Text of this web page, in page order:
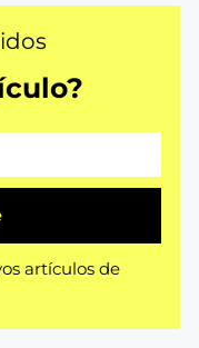
artículos de